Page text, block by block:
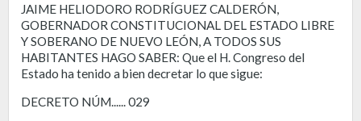
JAIME HELIODORO RODRÍGUEZ CALDERÓN,
GOBERNADOR CONSTITUCIONAL DEL ESTADO LIBRE
Y SOBERANO DE NUEVO LEÓN, A TODOS SUS
HABITANTES HAGO SABER: Que el H. Congreso del
Estado ha tenido a bien decretar lo que sigue:
DECRETO NÚM...... 029